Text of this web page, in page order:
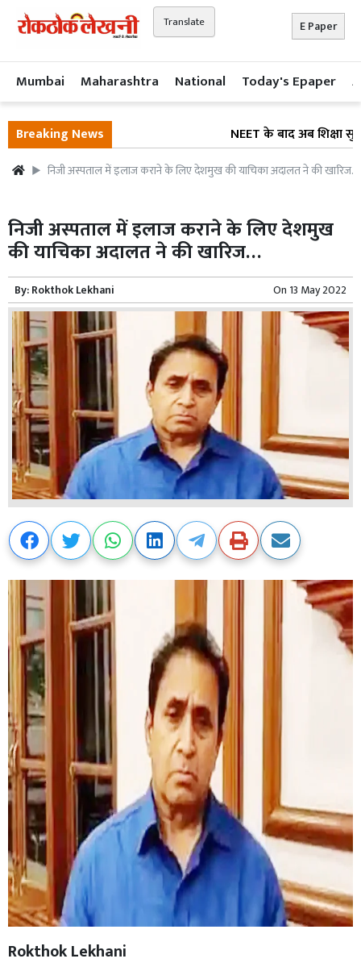
Translate E Paper
Mumbai Maharashtra National Today's Epaper
Breaking News NEET के बाद अब शिक्षा
निजी अस्पताल में इलाज कराने के लिए देशमुख की याचिका अदालत ने की खारिज…
निजी अस्पताल में इलाज कराने के लिए देशमुख
की याचिका अदालत ने की खारिज…
By:Rokthok Lekhani On 13 May 2022
Rokthok Lekhani